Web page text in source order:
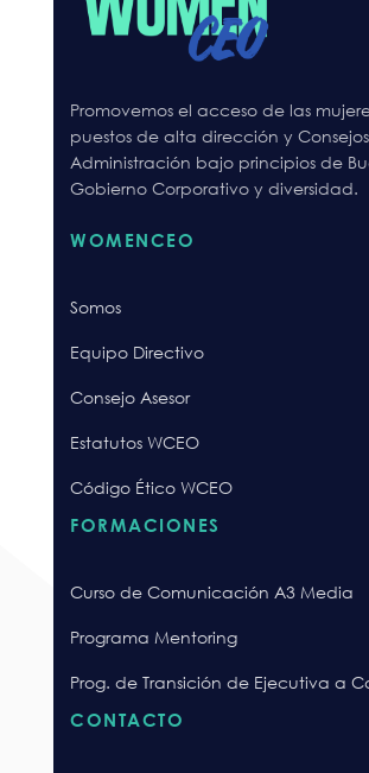
Promovemos el acceso de las
puestos de alta dirección y
Administración bajo principios de
Gobierno Corporativo y diversidad.
WOMENCEO
Somos
Equipo Directivo
Consejo Asesor
Estatutos WCEO
Código Ético WCEO
FORMACIONES
Curso de Comunicación A3 Media
Programa Mentoring
Prog. de Transición de Ejecutiva a
CONTACTO